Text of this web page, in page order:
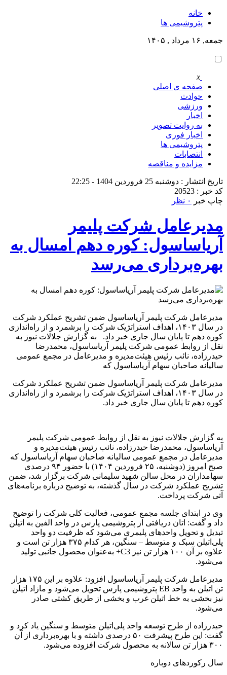
خانه
پتروشيمى ها
جمعه, ۱۶ مرداد , ۱۴۰۵
x
صفحه ی اصلی
حوادث
ورزشی
اخبار
به روایت تصویر
اخبار فوری
پتروشيمى ها
انتصابات
مزایده و مناقصه
تاریخ انتشار : دوشنبه 25 فروردین 1404 - 22:25
کد خبر : 20523
چاپ خبر
۰ نظر
مدیرعامل شرکت پلیمر
آریاساسول: کوره دهم امسال به
بهره‌برداری می‌رسد
مدیرعامل شرکت پلیمر آریاساسول ضمن تشریح عملکرد شرکت
در سال ۱۴۰۳، اهداف استراتژیک شرکت را برشمرد و از راه‌اندازی
کوره دهم تا پایان سال جاری خبر داد. به گزارش جلالات نیوز به
نقل از روابط عمومی شرکت پلیمر آریاساسول، محمدرضا
حیدرزاده، نائب رئیس هیئت‌مدیره و مدیرعامل در مجمع عمومی
سالیانه صاحبان سهام آریاساسول که
مدیرعامل شرکت پلیمر آریاساسول ضمن تشریح عملکرد شرکت
در سال ۱۴۰۳، اهداف استراتژیک شرکت را برشمرد و از راه‌اندازی
کوره دهم تا پایان سال جاری خبر داد.
به گزارش جلالات نیوز به نقل از روابط عمومی شرکت پلیمر
آریاساسول، محمدرضا حیدرزاده، نائب رئیس هیئت‌مدیره و
مدیرعامل در مجمع عمومی سالیانه صاحبان سهام آریاساسول که
صبح امروز (دوشنبه، ۲۵ فروردین ۱۴۰۴) با حضور ۹۴ درصدی
سهامداران در محل سالن شهید سلیمانی شرکت برگزار شد، ضمن
تشریح عملکرد شرکت در سال گذشته، به توضیح درباره برنامه‌های
آتی شرکت پرداخت.
وی در ابتدای جلسه مجمع عمومی، فعالیت کلی شرکت را توضیح
داد و گفت: اتان دریافتی از پتروشیمی پارس در واحد الفین به اتیلن
تبدیل و تحویل واحدهای پلیمری می‌شود که ظرفیت دو واحد
پلی‌اتیلن سبک و متوسط – سنگین، هر کدام ۳۷۵ هزار تن است و
علاوه بر آن ۱۰۰ هزار تن نیز C3+ به‌عنوان محصول جانبی تولید
می‌شود.
مدیرعامل شرکت پلیمر آریاساسول افزود: علاوه بر این ۱۷۵ هزار
تن اتیلن به واحد EB پتروشیمی پارس تحویل می‌شود و مازاد اتیلن
نیز بخشی به خط اتیلن غرب و بخشی از طریق کشتی صادر
می‌شود.
حیدرزاده از طرح توسعه واحد پلی‌اتیلن متوسط و سنگین یاد کرد و
گفت: این طرح پیشرفت ۵۰ درصدی داشته و با بهره‌برداری از آن
۳۰۰ هزار تن سالانه به محصول شرکت افزوده می‌شود.
سال رکورد‌های دوباره